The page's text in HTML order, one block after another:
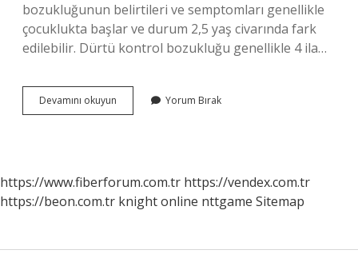
bozukluğunun belirtileri ve semptomları genellikle
çocuklukta başlar ve durum 2,5 yaş civarında fark
edilebilir. Dürtü kontrol bozukluğu genellikle 4 ila…
Devamını okuyun
Bozukluğu
Yorum Bırak
https://www.fiberforum.com.tr https://vendex.com.tr
https://beon.com.tr knight online nttgame Sitemap